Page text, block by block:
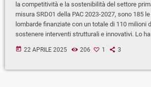
la competitività e la sostenibilità del settore
misura SRD01 della PAC 2023-2027, sono 185
lombarde finanziate con un totale di 110 milioni
sostenere interventi strutturali e innovativi. Lo
today 22 APRILE 2025 206 1 3